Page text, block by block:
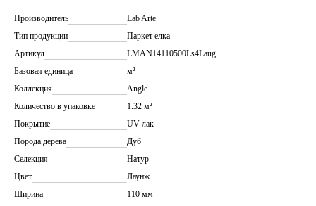
Производитель
Lab Arte
Тип продукции
Паркет елка
Артикул
LMAN14110500Ls4Laug
Базовая единица
м²
Коллекция
Angle
Количество в упаковке
1.32 м²
Покрытие
UV лак
Порода дерева
Дуб
Селекция
Натур
Цвет
Лаунж
Ширина
110 мм